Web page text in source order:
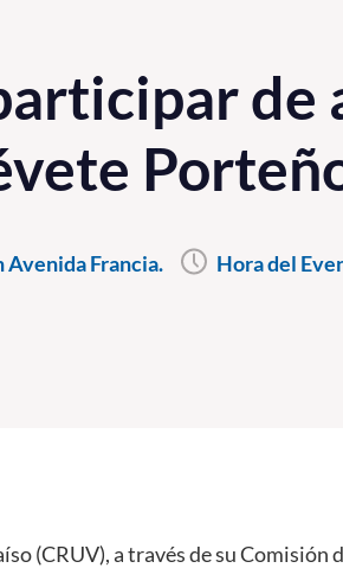
de
Avenida Francia. Hora del
(CRUV), a través de su Comisión